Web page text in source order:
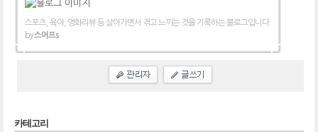
스포츠, 육아, 영화리뷰 등 살아가면서 겪고 느끼는 것을 기록하는 블로그입니다.
by스머프s
카테고리